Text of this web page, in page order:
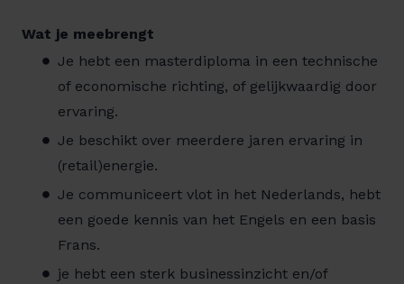
Wat je meebrengt
Je hebt een masterdiploma in een technische
of economische richting, of gelijkwaardig door
ervaring.
Je beschikt over meerdere jaren ervaring in
(retail)energie.
Je communiceert vlot in het Nederlands, hebt
een goede kennis van het Engels en een basis
Frans.
je hebt een sterk businessinzicht en/of